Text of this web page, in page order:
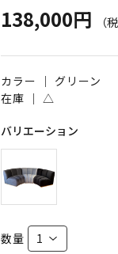
138,000円
（
カラー ｜ グリーン
在庫 ｜△
バリエーション
数量